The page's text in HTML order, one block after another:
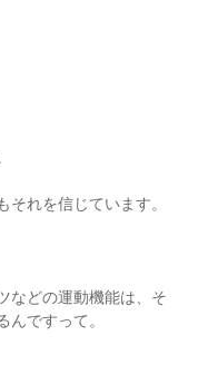
れを信じています。
などの運動機能は、そ
んですって。